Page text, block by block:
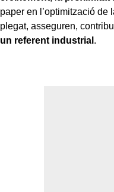
paper en l’optimització de
plegat, asseguren,
un referent industrial .